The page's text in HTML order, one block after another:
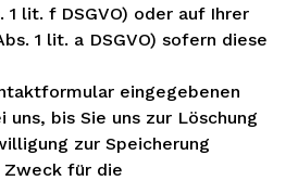
1 lit. f DSGVO) oder auf Ihrer
1 lit. a DSGVO) sofern diese
eingegebenen
bis Sie uns zur Löschung
zur Speicherung
für die